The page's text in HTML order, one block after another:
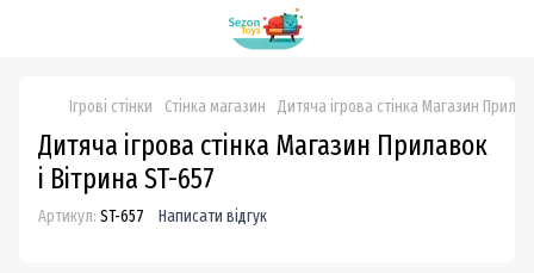
Ігрові стінки Стінка магазин Дитяча ігрова стінка Магазин
Дитяча ігрова стінка Магазин Прилавок
і Вітрина ST-657
Артикул: ST-657 Написати відгук